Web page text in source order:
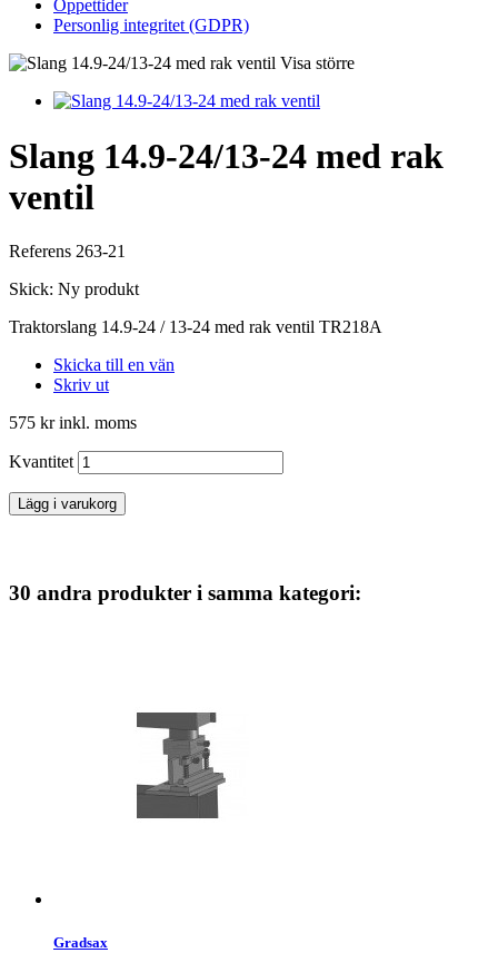
Öppettider
Personlig integritet (GDPR)
Visa större
Slang 14.9-24/13-24 med rak
ventil
Referens 263-21
Skick: Ny produkt
Traktorslang 14.9-24 / 13-24 med rak ventil TR218A
Skicka till en vän
Skriv ut
575 krinkl. moms
Kvantitet
Lägg i varukorg
30 andra produkter i samma kategori:
Gradsax